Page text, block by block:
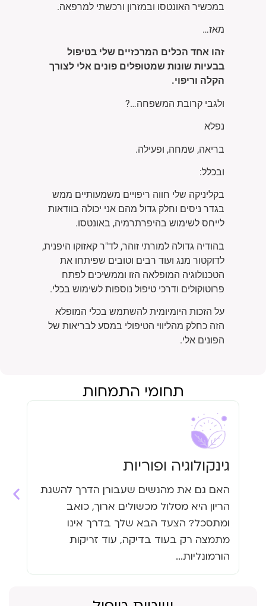
במכשיר האונטסו ובמזרון ורכשתי למרפאה.
מאז…
זהו אחד הכלים המרכזיים שלי בטיפול
בבעיות שונות שמטופלים פונים אלי לצורך
הקלה וריפוי.
ולגבי קרובת המשפחה…?
נפלא
בריאה, שמחה, ופעילה.
ובכלל:
בקליניקה שלי חווה ריפויים משמעותיים ממש
בגדר ניסים וחלק גדול מהם אני יכולה בוודאות
לייחס לשימוש בהיפרתרמיה, באונטסו.
בהודיה גדולה למורתי זוהר, לד"ר קאזוקו היפנית,
לדוקטור מנג ועוד רבים וטובים שפיתחו את
הטכנולוגיה המופלאה הזו וממשיכים לפתח
פרוטוקולים ודרכי טיפול נוספות לשימוש בכלי.
על הזכות היומיומית להשתמש בכלי המופלא
הזה כחלק מהליווי הטיפולי במסע לבריאות של
הפונים אלי.
תחומי התמחות
גינקולוגיה ופוריות
האם גם את מהנשים שעבורן הדרך להשגת
הריון היא מסלול מכשולים ארוך, כואב
ומתסכל? הצעד הבא שלך בדרך אינו
מתמצה רק בעוד בדיקה, עוד זריקות
הורמונליות...